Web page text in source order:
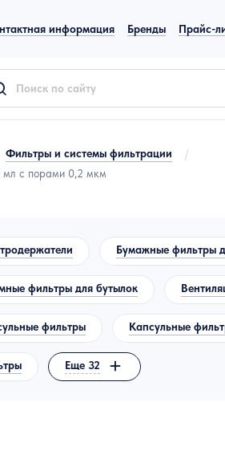
информация Бренды Прайс-
Фильтры и системы фильтрации
/
мл с порами 0,2 мкм
Бумажные фильтры
фильтры для бутылок
фильтры Капсульные
Еще 32